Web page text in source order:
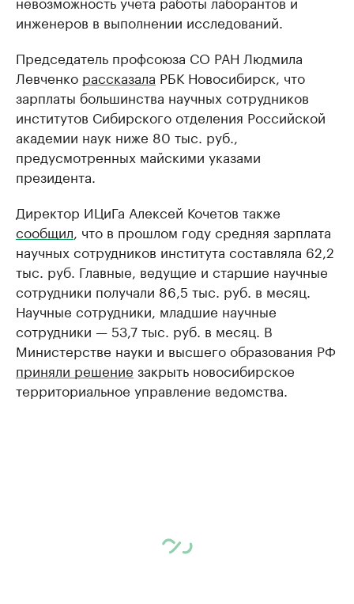
инженеров в выполнении исследований.
Председатель профсоюза СО РАН Людмила
Левченко рассказала РБК Новосибирск, что
зарплаты большинства научных сотрудников
институтов Сибирского отделения Российской
академии наук ниже 80 тыс. руб.,
предусмотренных майскими указами
президента.
Директор ИЦиГа Алексей Кочетов также
сообщил , что в прошлом году средняя зарплата
научных сотрудников института составляла 62,2
тыс. руб. Главные, ведущие и старшие научные
сотрудники получали 86,5 тыс. руб. в месяц.
Научные сотрудники, младшие научные
сотрудники — 53,7 тыс. руб. в месяц. В
Министерстве науки и высшего образования РФ
приняли решение закрыть новосибирское
территориальное управление ведомства.